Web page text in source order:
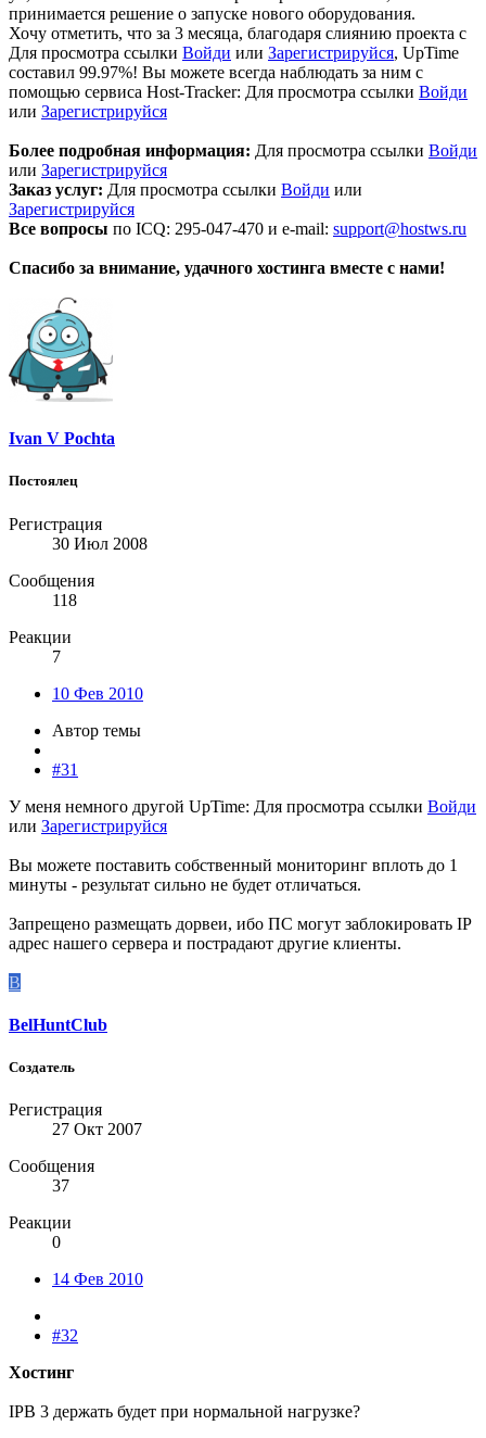
принимается решение о запуске нового оборудования.
Хочу отметить, что за 3 месяца, благодаря слиянию проекта с
Для просмотра ссылки Войди или Зарегистрируйся, UpTime
составил 99.97%! Вы можете всегда наблюдать за ним с
помощью сервиса Host-Tracker: Для просмотра ссылки Войди
или Зарегистрируйся
Более подробная информация: Для просмотра ссылки Войди
или Зарегистрируйся
Заказ услуг: Для просмотра ссылки Войди или
Зарегистрируйся
Все вопросы по ICQ: 295-047-470 и e-mail: support@hostws.ru
Спасибо за внимание, удачного хостинга вместе с нами!
Ivan V Pochta
Постоялец
Регистрация
30 Июл 2008
Сообщения
118
Реакции
7
10 Фев 2010
Автор темы
#31
У меня немного другой UpTime: Для просмотра ссылки Войди
или Зарегистрируйся
Вы можете поставить собственный мониторинг вплоть до 1
минуты - результат сильно не будет отличаться.
Запрещено размещать дорвеи, ибо ПС могут заблокировать IP
адрес нашего сервера и пострадают другие клиенты.
B
BelHuntClub
Создатель
Регистрация
27 Окт 2007
Сообщения
37
Реакции
0
14 Фев 2010
#32
Хостинг
IPB 3 держать будет при нормальной нагрузке?